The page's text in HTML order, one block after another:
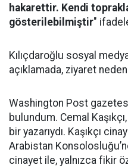
hakarettir. Kendi
gösterilebilmiştir"
Kılıçdaroğlu sosyal
açıklamada, ziyaret
Washington Post
bulundum. Cemal
bir yazarıydı. Kaşıkçı
Arabistan
cinayet ile, yalnızca fikir